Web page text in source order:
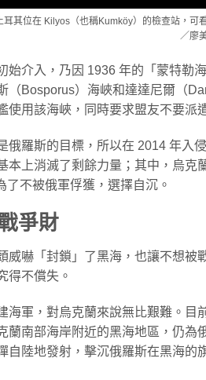
其位在 Kilyos（也稱Kumköy）的檢查站，
／廖
始介入，乃因 1936 年的「蒙特勒
（Bosporus）海峽和達達尼爾（
使用該海峽，同時要求盟友不要派
俄羅斯的目標，所以在 2014 年入
本上消滅了剩餘力量；其中，烏
了不被俄軍俘獲，選擇自沉。
爭財
威嚇「封鎖」了黑海，也讓不想被
得不償失。
海軍，對烏克蘭來說無比艱難。
蘭南部海岸附近的黑海地區，仍
自陸地發射，擊沉俄羅斯在黑海的